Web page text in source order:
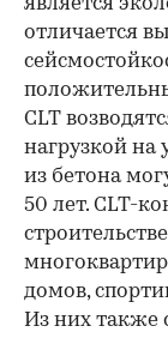
является
отличается
CLT
нагрузкой на
из бетона
50 лет. CLT-
домов,
Из них также